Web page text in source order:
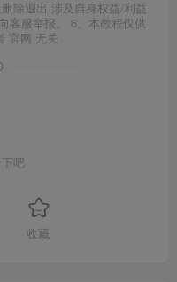
除退出 涉及自身权益/利益
客服举报。 6、本教程仅供
官网 无关
吧
收藏